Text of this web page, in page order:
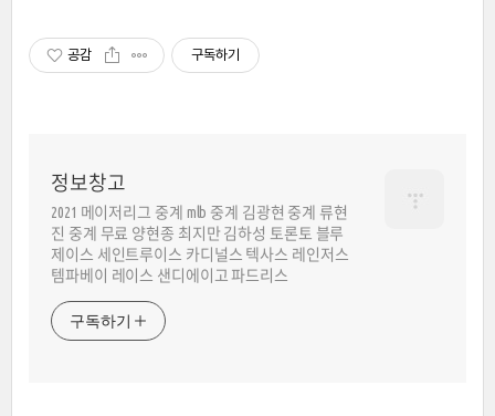
공감 구독하기
정보창고
2021 메이저리그 중계 mlb 중계 김광현 중계 류현
진 중계 무료 양현종 최지만 김하성 토론토 블루
제이스 세인트루이스 카디널스 텍사스 레인저스
템파베이 레이스 샌디에이고 파드리스
구독하기